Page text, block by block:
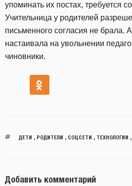
упоминать их постах, требуется
Учительница у родителей
письменного согласия не брала.
настаивала на увольнении
чиновники.
ДЕТИ , РОДИТЕЛИ , СОЦСЕТИ , ТЕХНОЛОГИИ ,
Добавить комментарий